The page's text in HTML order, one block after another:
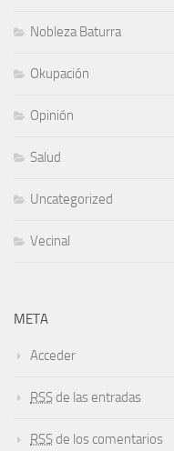
Nobleza Baturra
Okupación
Opinión
Salud
Uncategorized
Vecinal
META
Acceder
RSS de las entradas
RSS de los comentarios